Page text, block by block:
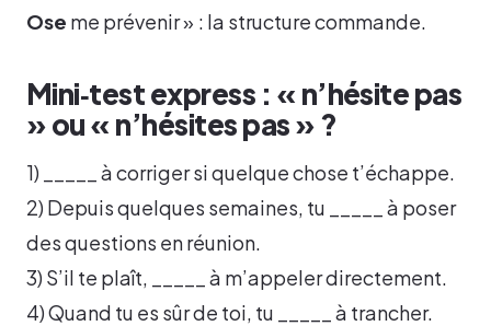
Ose me prévenir » : la structure commande.
Mini‑test express : « n’hésite pas
» ou « n’hésites pas » ?
1) _____ à corriger si quelque chose t’échappe.
2) Depuis quelques semaines, tu _____ à poser
des questions en réunion.
3) S’il te plaît, _____ à m’appeler directement.
4) Quand tu es sûr de toi, tu _____ à trancher.